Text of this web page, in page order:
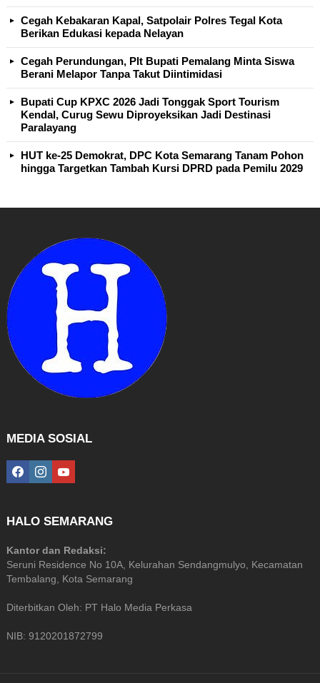
Cegah Kebakaran Kapal, Satpolair Polres Tegal Kota
Berikan Edukasi kepada Nelayan
Cegah Perundungan, Plt Bupati Pemalang Minta Siswa
Berani Melapor Tanpa Takut Diintimidasi
Bupati Cup KPXC 2026 Jadi Tonggak Sport Tourism
Kendal, Curug Sewu Diproyeksikan Jadi Destinasi
Paralayang
HUT ke-25 Demokrat, DPC Kota Semarang Tanam Pohon
hingga Targetkan Tambah Kursi DPRD pada Pemilu 2029
MEDIA SOSIAL
facebookinstagramyoutube
HALO SEMARANG
Kantor dan Redaksi:
Seruni Residence No 10A, Kelurahan Sendangmulyo, Kecamatan
Tembalang, Kota Semarang
Diterbitkan Oleh: PT Halo Media Perkasa
NIB: 9120201872799